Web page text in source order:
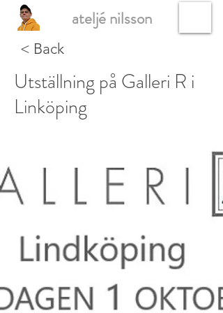
ateljé nilsson
< Back
Utställning på Galleri R i
Linköping